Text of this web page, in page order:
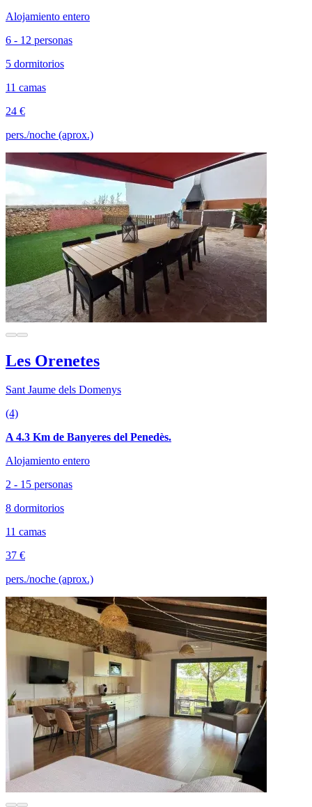
Alojamiento entero
6 - 12 personas
5 dormitorios
11 camas
24 €
pers./noche (aprox.)
Les Orenetes
Sant Jaume dels Domenys
(4)
A 4.3 Km de Banyeres del Penedès.
Alojamiento entero
2 - 15 personas
8 dormitorios
11 camas
37 €
pers./noche (aprox.)